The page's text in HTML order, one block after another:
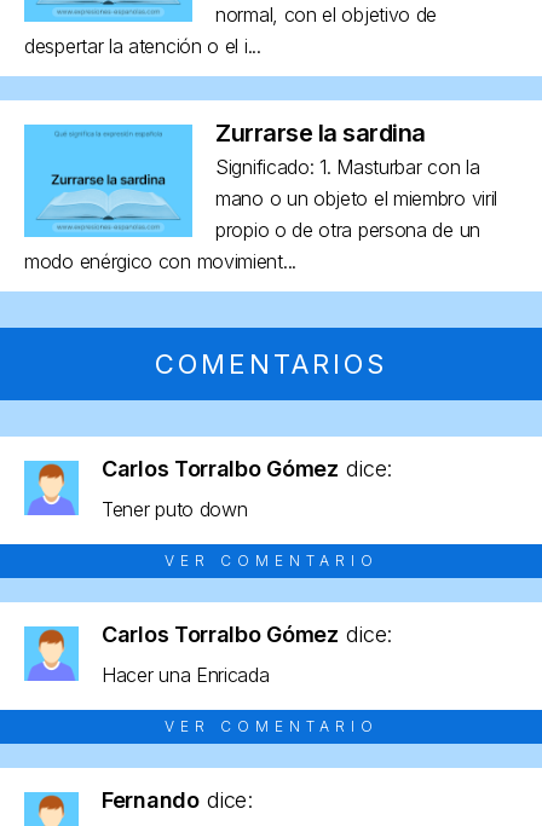
normal, con el objetivo de
despertar la atención o el i...
Zurrarse la sardina
Significado: 1. Masturbar con la
mano o un objeto el miembro viril
propio o de otra persona de un
modo enérgico con movimient...
COMENTARIOS
Carlos Torralbo Gómez dice:
Tener puto down
VER COMENTARIO
Carlos Torralbo Gómez dice:
Hacer una Enricada
VER COMENTARIO
Fernando dice: